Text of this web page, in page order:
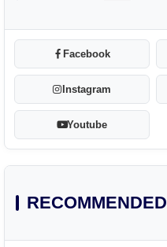
Facebook
Instagram
Youtube
RECOMMENDED